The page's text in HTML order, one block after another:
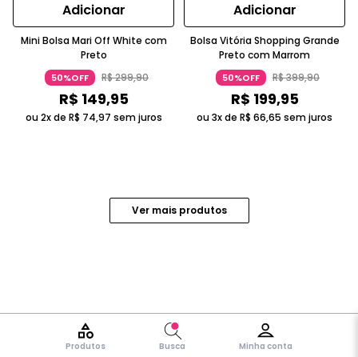
Produtos Busca Minha conta
Adicionar
Mini Bolsa Mari Off White com
Preto
50%OFF R$299,90
R$ 149,95
ou 2x de R$ 74,97 sem juros
Adicionar
Bolsa Vitória Shopping Grande
Preto com Marrom
50%OFF R$399,90
R$ 199,95
ou 3x de R$ 66,65 sem juros